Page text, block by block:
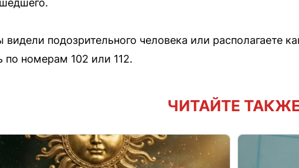
видели подозрительного человека или располагаете
по номерам 102 или 112.
ЧИТАЙТЕ